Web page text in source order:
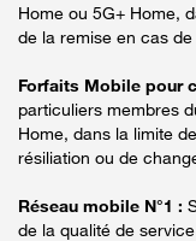
Home ou 5G+ Home,
de la remise en cas
Forfaits Mobile pour
particuliers membres
Home, dans la limite
résiliation ou de
Réseau mobile N°1 :
de la qualité de